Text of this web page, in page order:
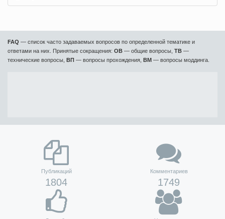
FAQ — список часто задаваемых вопросов по определенной тематике и
ответами на них. Принятые сокращения: ОВ — общие вопросы, ТВ —
технические вопросы, ВП — вопросы прохождения, ВМ — вопросы моддинга.
Публикаций
1804
Комментариев
1749